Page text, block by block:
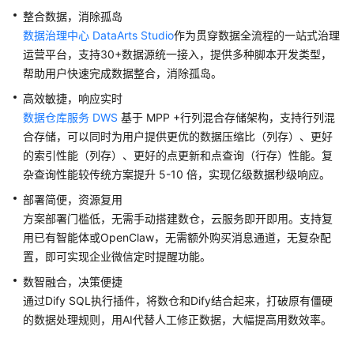
基
于
Magento
快
速
构
建
电
商
站
快
速
搭
建
LNMP
环
整合数据，消除孤岛
数据治理中心 DataArts Studio作为贯穿数据全流程的一站式治理
运营平台，支持30+数据源统一接入，提供多种脚本开发类型，
帮助用户快速完成数据整合，消除孤岛。
高效敏捷，响应实时
数据仓库服务 DWS 基于 MPP +行列混合存储架构， 支持行列混
合存储，可以同时为用户提供更优的数据压缩比（列存）、更好
的索引性能（列存）、更好的点更新和点查询（行存）性能。 复
杂查询性能较传统方案提升 5-10 倍，实现亿级数据秒级响应。
部署简便，资源复用
方案部署门槛低，无需手动搭建数仓，云服务即开即用。 支持复
用已有智能体或OpenClaw，无需额外购买消息通道，无复杂配
置， 即可实现企业微信定时提醒功能。
数智融合，决策便捷
通过Dify SQL 执行插件，将数仓和Dify结合起来，打破原有僵硬
的数据处理规则，用AI代替人工修正数据，大幅提高用数效率。